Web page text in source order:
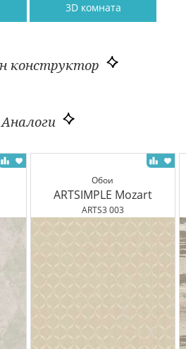
3D комната
конструктор
Аналоги
Обои
ARTSIMPLE Mozart
ARTS3 003